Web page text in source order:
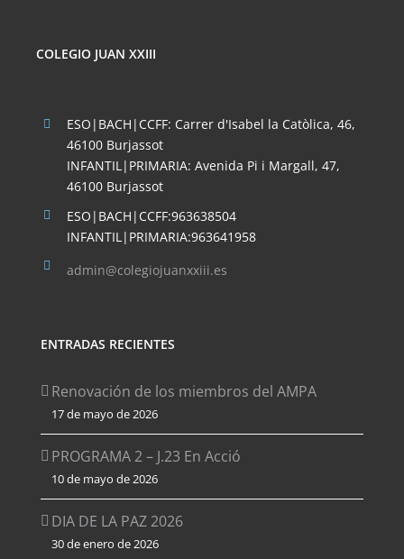
COLEGIO JUAN XXIII
ESO|BACH|CCFF: Carrer d'Isabel la Catòlica, 46,
46100 Burjassot
INFANTIL|PRIMARIA: Avenida Pi i Margall, 47,
46100 Burjassot
ESO|BACH|CCFF:963638504
INFANTIL|PRIMARIA:963641958
admin@colegiojuanxxiii.es
ENTRADAS RECIENTES
Renovación de los miembros del AMPA
17 de mayo de 2026
PROGRAMA 2 – J.23 En Acció
10 de mayo de 2026
DIA DE LA PAZ 2026
30 de enero de 2026